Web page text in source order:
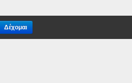
Δέχομαι